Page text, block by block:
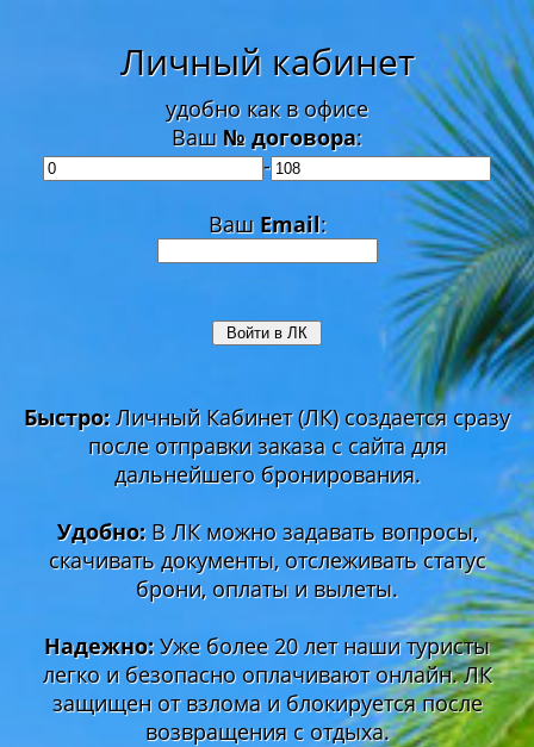
Личный кабинет
удобно как в офисе
Ваш № договора:
-
Ваш Email:
Быстро:Личный Кабинет (ЛК) создается сразу
после отправки заказа с сайта для
дальнейшего бронирования.
Удобно:В ЛК можно задавать вопросы,
скачивать документы, отслеживать статус
брони, оплаты и вылеты.
Надежно:Уже более 20 лет наши туристы
легко и безопасно оплачивают онлайн. ЛК
защищен от взлома и блокируется после
возвращения с отдыха.